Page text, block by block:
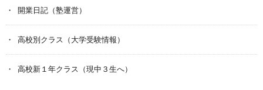
開業日記（塾運営）
高校別クラス（大学受験情報）
高校新１年クラス（現中３生へ）